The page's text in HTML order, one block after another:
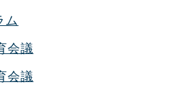
ム
会議
会議